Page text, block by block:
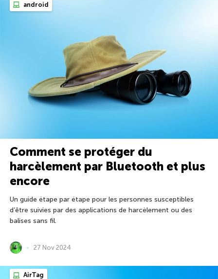
android
Comment se protéger du
harcèlement par Bluetooth et plus
encore
Un guide étape par étape pour les personnes susceptibles
d’être suivies par des applications de harcèlement ou des
balises sans fil.
27 Nov 2024
AirTag